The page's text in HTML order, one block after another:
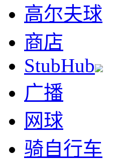
高尔夫球
商店
StubHub
广播
网球
骑自行车